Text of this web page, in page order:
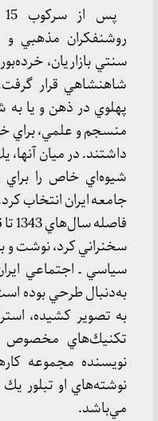
روشنفكران مذهبي
سنتي بازاريان،
شاهنشاهي قرار
پهلوي در ذهن و يا
منسجم و علمي، براي
داشتند. در ميان آنها،
شيوه‌اي خاص را براي
جامعه ايران انتخاب
سخنراني كرد، نوشت و
سياسي ـ اجتماعي
به‌دنبال طرحي بوده
به تصوير كشيده،
تكنيك‌هاي مخصوص
نويسنده مجموعه
نوشته‌هاي او تبلور
مي‌باشد.